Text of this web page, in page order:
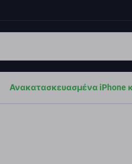
Ανακατασκευασμένα iPhone